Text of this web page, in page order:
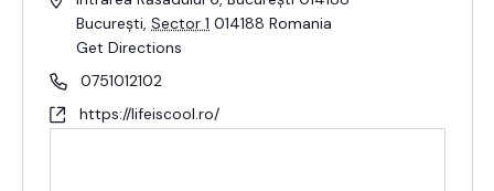
București, Sector 1 014188 Romania
Get Directions
0751012102
https://lifeiscool.ro/